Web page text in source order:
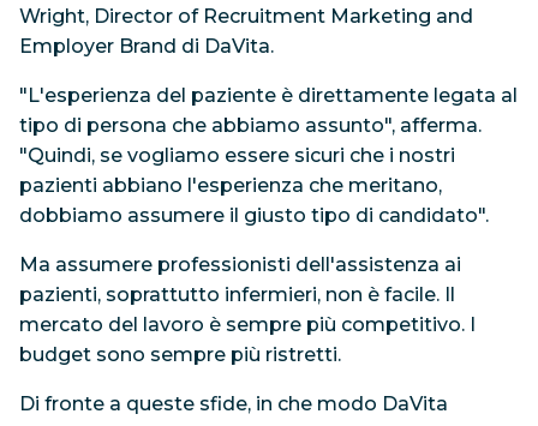
Wright, Director of Recruitment Marketing and
Employer Brand di DaVita.
"L'esperienza del paziente è direttamente legata al
tipo di persona che abbiamo assunto", afferma.
"Quindi, se vogliamo essere sicuri che i nostri
pazienti abbiano l'esperienza che meritano,
dobbiamo assumere il giusto tipo di candidato".
Ma assumere professionisti dell'assistenza ai
pazienti, soprattutto infermieri, non è facile. Il
mercato del lavoro è sempre più competitivo. I
budget sono sempre più ristretti.
Di fronte a queste sfide, in che modo DaVita